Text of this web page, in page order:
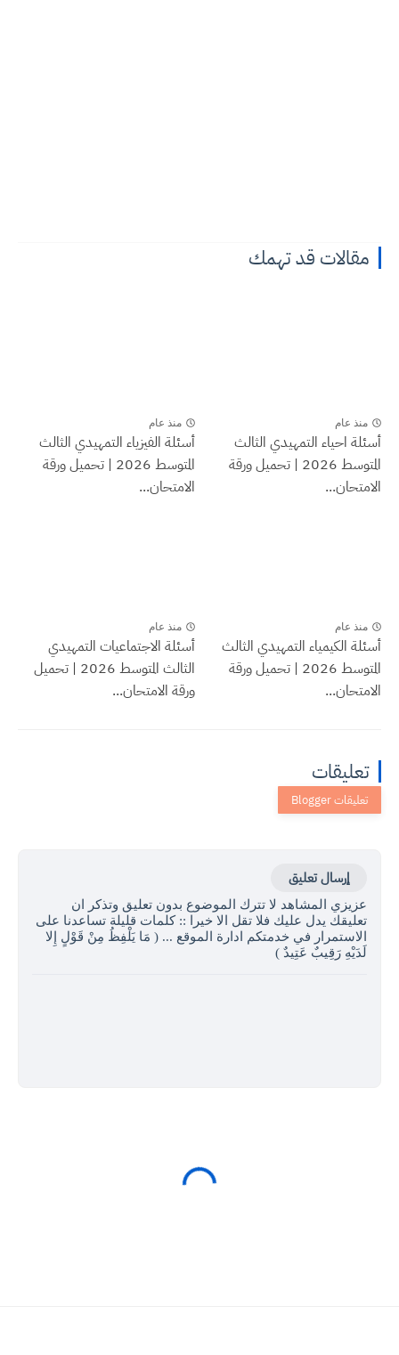
مقالات قد تهمك
منذ عام
أسئلة احياء التمهيدي الثالث
المتوسط 2026 | تحميل ورقة
الامتحان...
منذ عام
أسئلة الفيزياء التمهيدي الثالث
المتوسط 2026 | تحميل ورقة
الامتحان...
منذ عام
أسئلة الكيمياء التمهيدي الثالث
المتوسط 2026 | تحميل ورقة
الامتحان...
منذ عام
أسئلة الاجتماعيات التمهيدي
الثالث المتوسط 2026 | تحميل
ورقة الامتحان...
تعليقات
إرسال تعليق
عزيزي المشاهد لا تترك الموضوع بدون تعليق وتذكر ان
تعليقك يدل عليك فلا تقل الا خيرا :: كلمات قليلة تساعدنا على
الاستمرار في خدمتكم ادارة الموقع ... ( مَا يَلْفِظُ مِنْ قَوْلٍ إِلا
لَدَيْهِ رَقِيبٌ عَتِيدٌ )